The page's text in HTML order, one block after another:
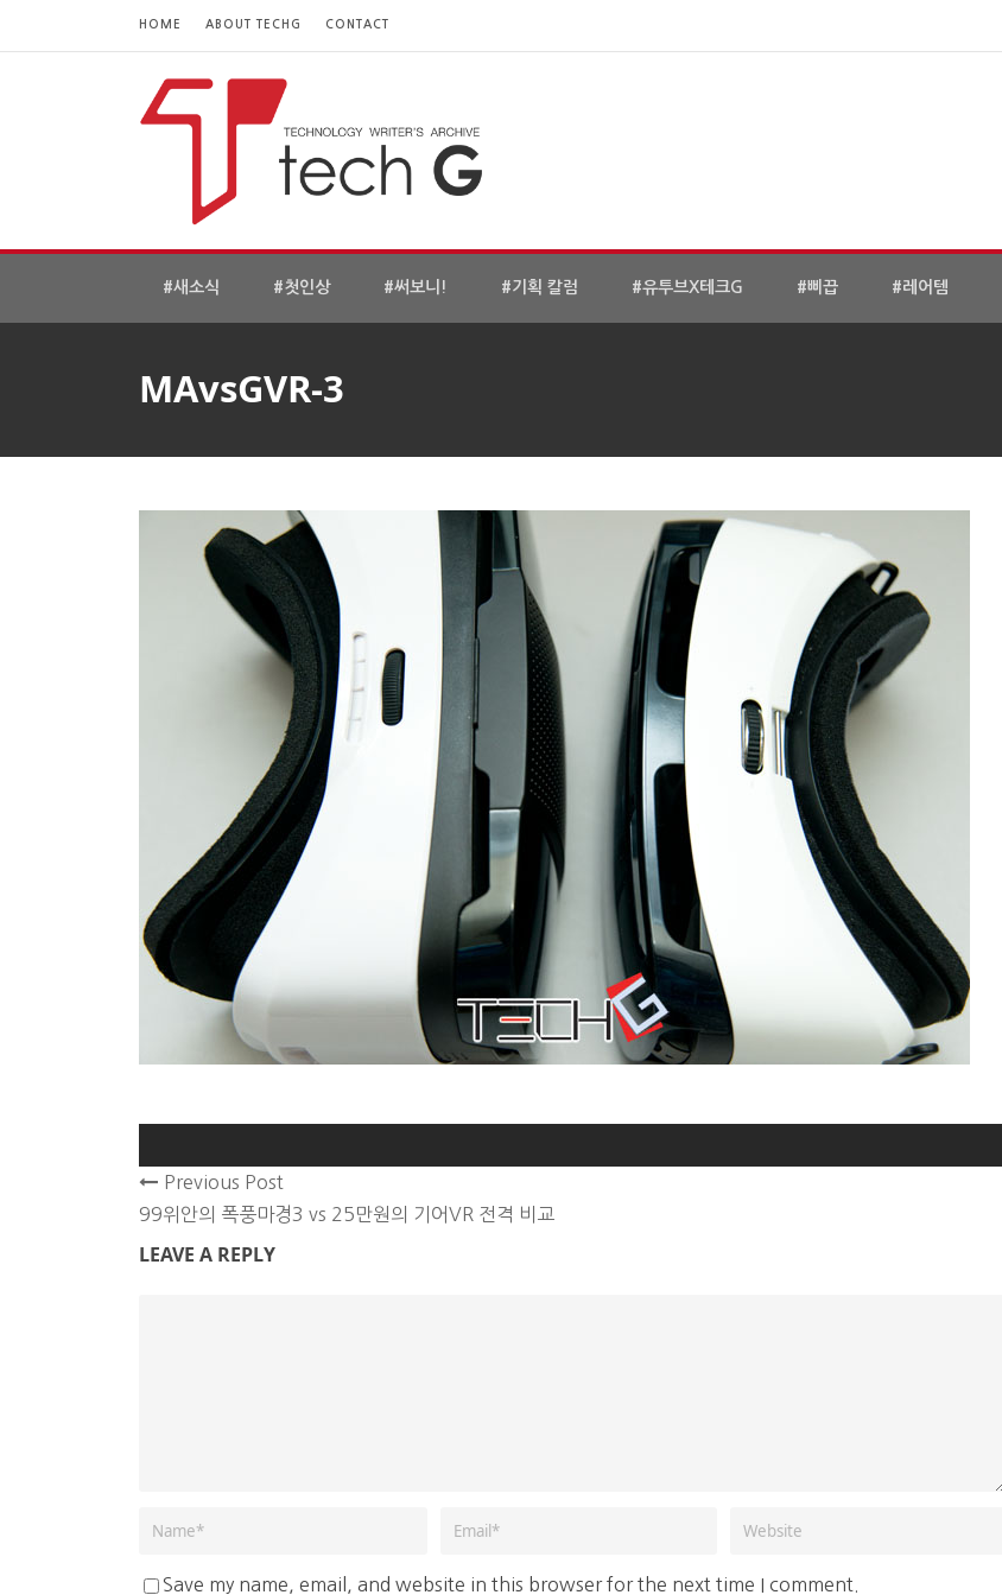
HOME ABOUT TECHG CONTACT
#새소식 #첫인상 #써보니! #기획 칼럼 #유투브X테크G #삐끕 #레어템
MAvsGVR-3
Previous Post
99위안의 폭풍마경3 vs 25만원의 기어VR 전격 비교
LEAVE A REPLY
Save my name, email, and website in this browser for the next time I comment.